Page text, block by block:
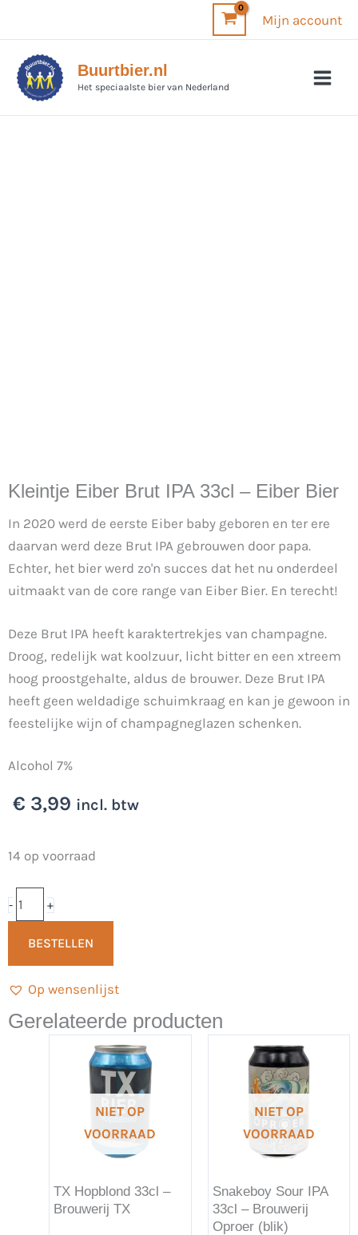
inhoud
Mijn account
Buurtbier.nl
Het speciaalste bier van Nederland
Kleintje Eiber Brut IPA 33cl – Eiber Bier
In 2020 werd de eerste Eiber baby geboren en ter ere
daarvan werd deze Brut IPA gebrouwen door papa.
Echter, het bier werd zo'n succes dat het nu onderdeel
uitmaakt van de core range van Eiber Bier. En terecht!
Deze Brut IPA heeft karaktertrekjes van champagne.
Droog, redelijk wat koolzuur, licht bitter en een xtreem
hoog proostgehalte, aldus de brouwer. Deze Brut IPA
heeft geen weldadige schuimkraag en kan je gewoon in
feestelijke wijn of champagneglazen schenken.
Alcohol 7%
€ 3,99 incl. btw
14 op voorraad
-
Kleintje
Brut
IPA
33cl
-
Eiber
Bier
aantal
+
BESTELLEN
Op wensenlijst
Gerelateerde producten
NIET OP
VOORRAAD
TX Hopblond 33cl –
Brouwerij TX
NIET OP
VOORRAAD
Snakeboy Sour IPA
33cl – Brouwerij
Oproer (blik)